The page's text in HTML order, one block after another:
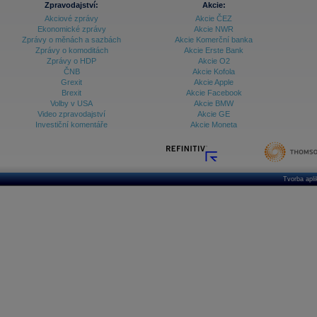
Archiv - Vývoj české koruny
Archiv analýz - Makroukazatele
Ceny průmyslových výrobců - Data a prognózy
Ceny průmyslových výrobců - Graf (ČR)
Ceny průmyslových výrobců - Kalendář (ČR)
Ceny průmyslových výrobců - Zpravodajství
Databanka - Ceny
Zpravodajství:
Akciové zprávy
Ekonomické zprávy
Zprávy o měnách a sazbách
Zprávy o komoditách
Zprávy o HDP
ČNB
Grexit
Brexit
Volby v USA
Video zpravodajství
Investiční komentáře
Akcie:
Akcie ČEZ
Akcie NWR
Akcie Komerční banka
Akcie Erste Bank
Akcie O2
Akcie Kofola
Akcie Apple
Akcie Facebook
Akcie BMW
Akcie GE
Akcie Moneta
Tvorba